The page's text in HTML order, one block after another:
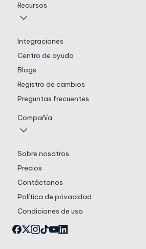
Recursos
Integraciones
Centro de ayuda
Blogs
Registro de cambios
Preguntas frecuentes
Compañía
Sobre nosotros
Precios
Contáctanos
Política de privacidad
Condiciones de uso